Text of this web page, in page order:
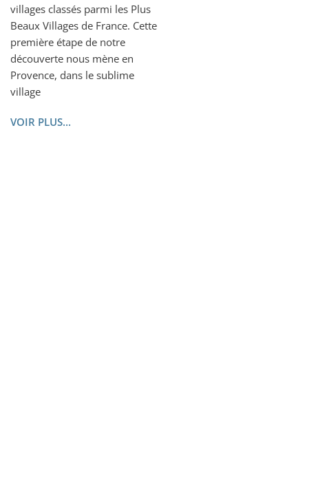
villages classés parmi les Plus
Beaux Villages de France. Cette
première étape de notre
découverte nous mène en
Provence, dans le sublime
village
VOIR PLUS...